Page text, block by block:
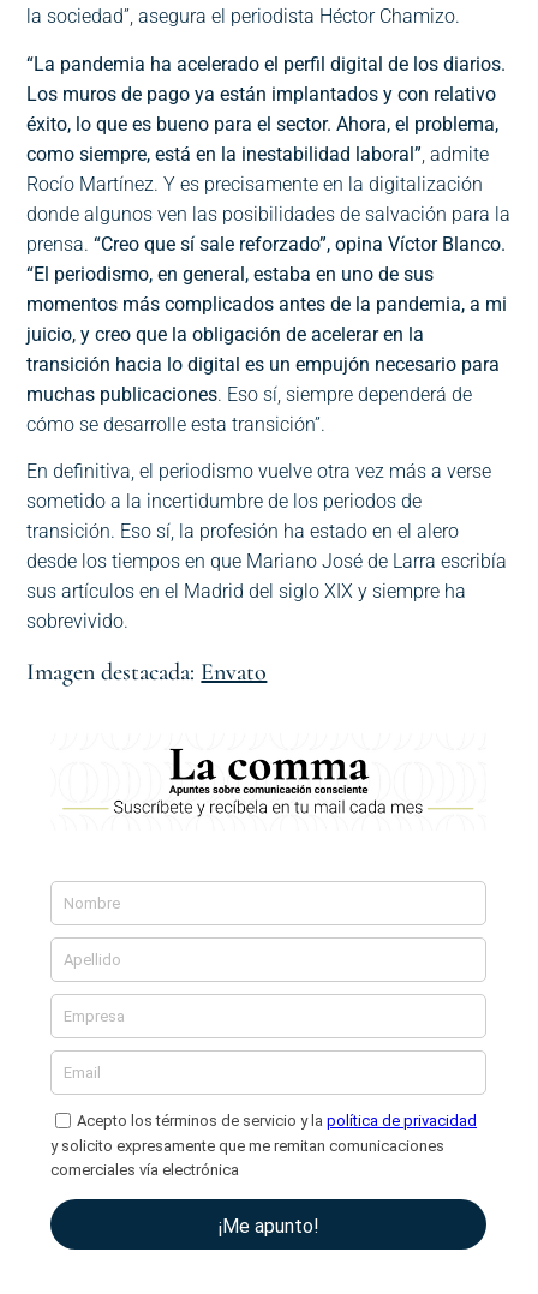
la sociedad”, asegura el periodista Héctor Chamizo.
“La pandemia ha acelerado el perfil digital de los diarios.
Los muros de pago ya están implantados y con relativo
éxito, lo que es bueno para el sector. Ahora, el problema,
como siempre, está en la inestabilidad laboral”, admite
Rocío Martínez. Y es precisamente en la digitalización
donde algunos ven las posibilidades de salvación para la
prensa. “Creo que sí sale reforzado”, opina Víctor Blanco.
“El periodismo, en general, estaba en uno de sus
momentos más complicados antes de la pandemia, a mi
juicio, y creo que la obligación de acelerar en la
transición hacia lo digital es un empujón necesario para
muchas publicaciones. Eso sí, siempre dependerá de
cómo se desarrolle esta transición”.
En definitiva, el periodismo vuelve otra vez más a verse
sometido a la incertidumbre de los periodos de
transición. Eso sí, la profesión ha estado en el alero
desde los tiempos en que Mariano José de Larra escribía
sus artículos en el Madrid del siglo XIX y siempre ha
sobrevivido.
Imagen destacada: Envato